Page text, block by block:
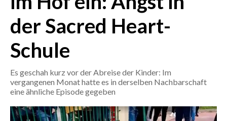
CRONACA
MONDO
POLITICA
der Sacred Heart-
Schule
Es geschah kurz vor der Abreise der Kinder: Im
vergangenen Monat hatte es in derselben Nachbarschaft
eine ähnliche Episode gegeben